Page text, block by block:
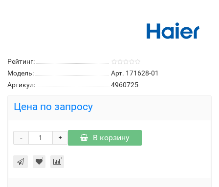
Рейтинг:
Модель:
Арт. 171628-01
Артикул:
4960725
Цена по запросу
+
- В корзину